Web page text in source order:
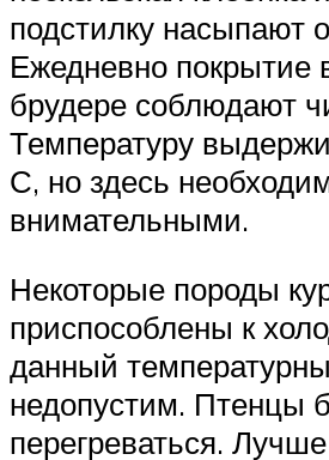
подстилку насыпают
Ежедневно
брудере соблюдают
Температуру
С, но здесь
внимательными.
Некоторые породы
приспособлены к
данный
недопустим. Птенцы
перегреваться.